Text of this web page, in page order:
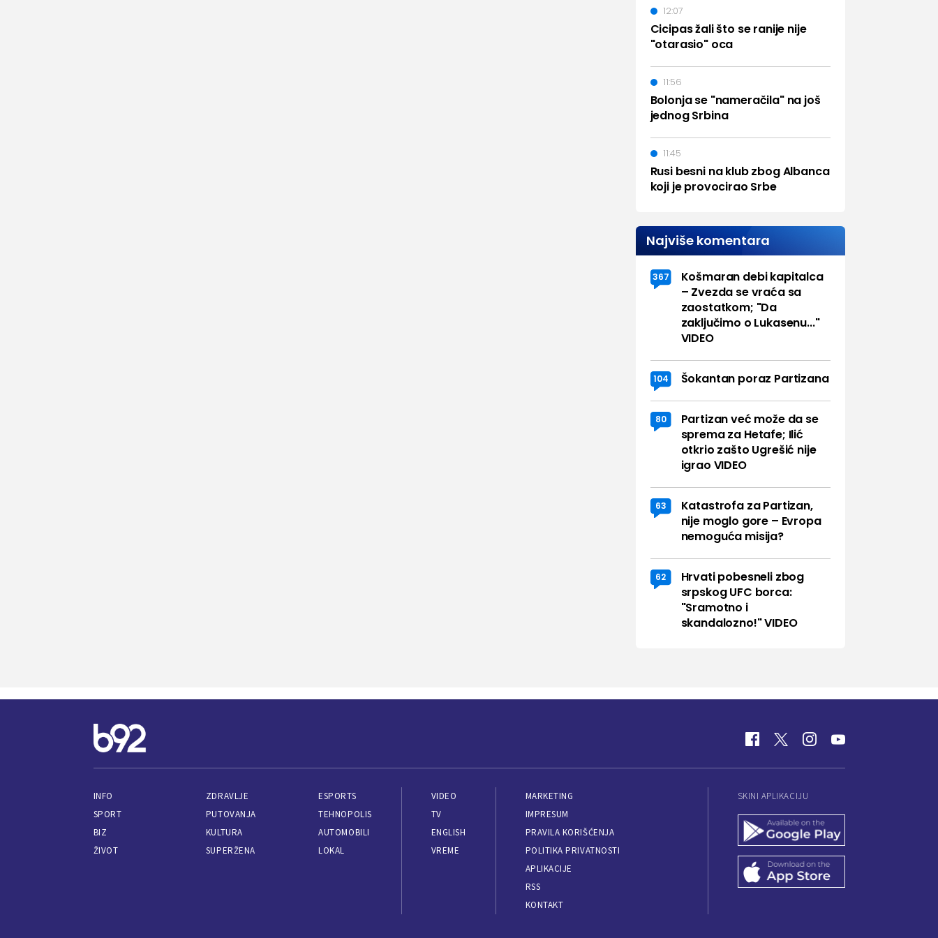
Cicipas žali što se ranije nije
"otarasio" oca
12:07
Bolonja se "nameračila" na još
jednog Srbina
11:56
Rusi besni na klub zbog Albanca
koji je provocirao Srbe
11:45
Najviše komentara
367
Košmaran debi kapitalca
– Zvezda se vraća sa
zaostatkom; "Da
zaključimo o Lukasenu..."
VIDEO
104 Šokantan poraz Partizana
80
Partizan već može da se
sprema za Hetafe; Ilić
otkrio zašto Ugrešić nije
igrao VIDEO
63
Katastrofa za Partizan,
nije moglo gore – Evropa
nemoguća misija?
62
Hrvati pobesneli zbog
srpskog UFC borca:
"Sramotno i
skandalozno!" VIDEO
INFO
SPORT
BIZ
ŽIVOT
ZDRAVLJE
PUTOVANJA
KULTURA
SUPERŽENA
ESPORTS
TEHNOPOLIS
AUTOMOBILI
LOKAL
VIDEO
TV
ENGLISH
VREME
MARKETING
IMPRESUM
PRAVILA KORIŠĆENJA
POLITIKA PRIVATNOSTI
APLIKACIJE
RSS
KONTAKT
SKINI APLIKACIJU